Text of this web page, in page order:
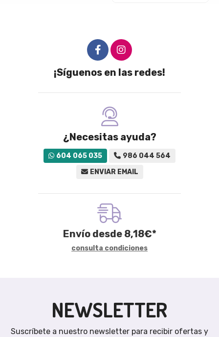
¡Síguenos en las redes!
¿Necesitas ayuda?
604 065 035
986 044 564
ENVIAR EMAIL
Envío desde 8,18€*
consulta condiciones
NEWSLETTER
Suscríbete a nuestro newsletter para recibir ofertas y